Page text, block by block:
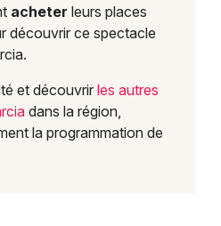
acheter leurs places
découvrir ce spectacle
et découvrir les autres
dans la région,
la programmation de